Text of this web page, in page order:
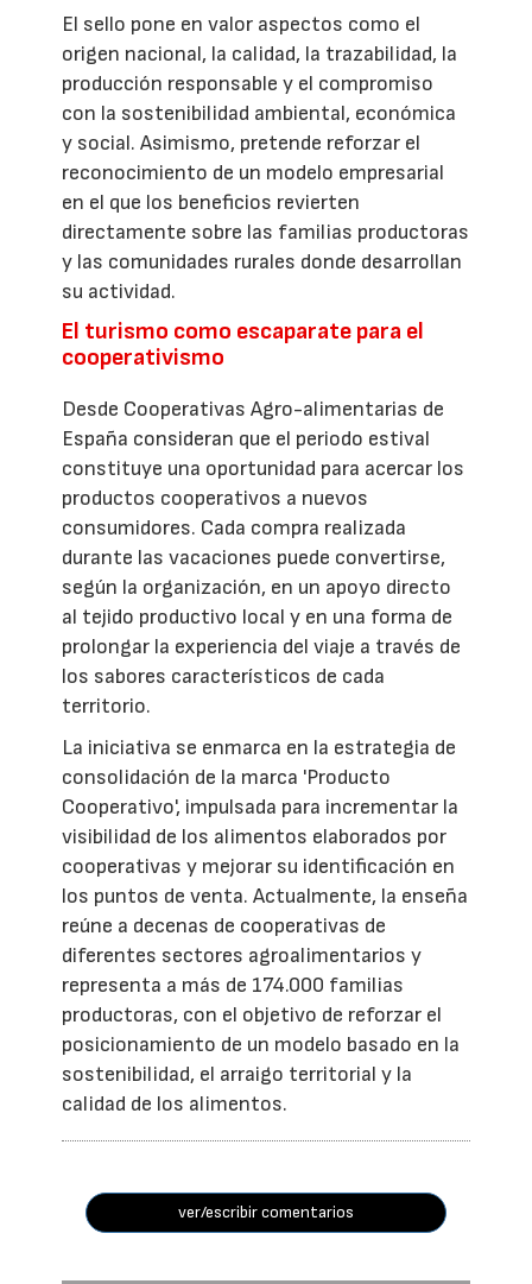
El sello pone en valor aspectos como el
origen nacional, la calidad, la trazabilidad, la
producción responsable y el compromiso
con la sostenibilidad ambiental, económica
y social. Asimismo, pretende reforzar el
reconocimiento de un modelo empresarial
en el que los beneficios revierten
directamente sobre las familias productoras
y las comunidades rurales donde desarrollan
su actividad.
El turismo como escaparate para el
cooperativismo
Desde Cooperativas Agro-alimentarias de
España consideran que el periodo estival
constituye una oportunidad para acercar los
productos cooperativos a nuevos
consumidores. Cada compra realizada
durante las vacaciones puede convertirse,
según la organización, en un apoyo directo
al tejido productivo local y en una forma de
prolongar la experiencia del viaje a través de
los sabores característicos de cada
territorio.
La iniciativa se enmarca en la estrategia de
consolidación de la marca 'Producto
Cooperativo', impulsada para incrementar la
visibilidad de los alimentos elaborados por
cooperativas y mejorar su identificación en
los puntos de venta. Actualmente, la enseña
reúne a decenas de cooperativas de
diferentes sectores agroalimentarios y
representa a más de 174.000 familias
productoras, con el objetivo de reforzar el
posicionamiento de un modelo basado en la
sostenibilidad, el arraigo territorial y la
calidad de los alimentos.
ver/escribir comentarios